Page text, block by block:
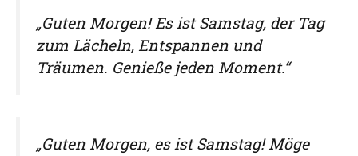
„Guten Morgen! Es ist Samstag, der Tag
zum Lächeln, Entspannen und
Träumen. Genieße jeden Moment.“
„Guten Morgen, es ist Samstag! Möge